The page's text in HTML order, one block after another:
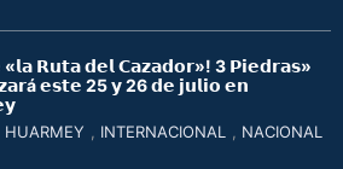
«𝗹𝗮 𝗥𝘂𝘁𝗮 𝗱𝗲𝗹 𝗖𝗮𝘇𝗮𝗱𝗼𝗿»! 3 𝗣𝗶𝗲𝗱𝗿𝗮𝘀»
𝗲𝘀𝘁𝗲 25 𝘆 26 𝗱𝗲 𝗷𝘂𝗹𝗶𝗼 𝗲𝗻
HUARMEY INTERNACIONAL NACIONAL